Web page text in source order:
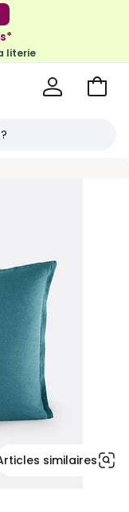
literie
Voir
similaires